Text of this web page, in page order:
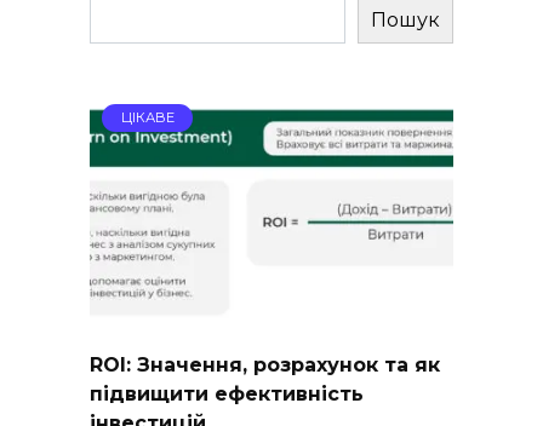
Пошук
ЦІКАВЕ
ROI: Значення, розрахунок та як
підвищити ефективність